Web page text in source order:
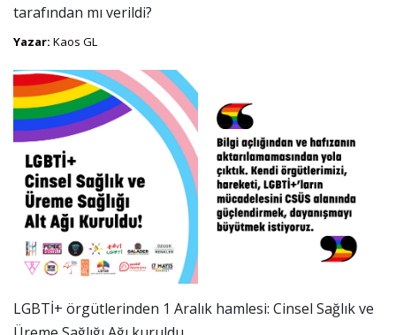
tarafından mı verildi?
Yazar: Kaos GL
LGBTİ+ örgütlerinden 1 Aralık hamlesi: Cinsel Sağlık ve